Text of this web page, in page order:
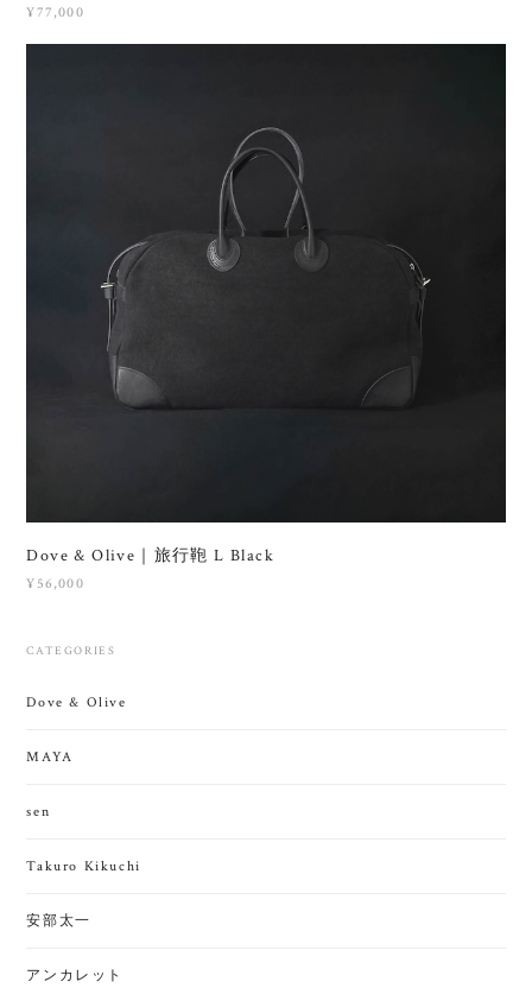
¥77,000
Dove & Olive｜旅行鞄 L Black
¥56,000
CATEGORIES
Dove & Olive
MAYA
sen
Takuro Kikuchi
安部太一
アンカレット